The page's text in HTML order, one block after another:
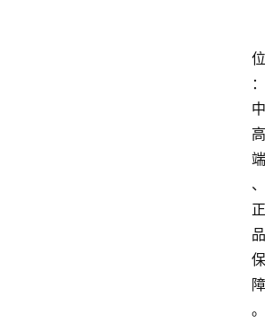
位
：
中
高
端
、
正
品
保
障
。